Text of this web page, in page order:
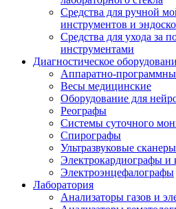
Средства для ручной
инструментов и
Средства для ухода за
инструментами
Диагностическое
Аппаратно-
Весы медицинские
Оборудование для
Реографы
Системы суточного
Спирографы
Ультразвуковые
Электрокардиографы
Электроэнцефалографы
Лаборатория
Анализаторы газов и